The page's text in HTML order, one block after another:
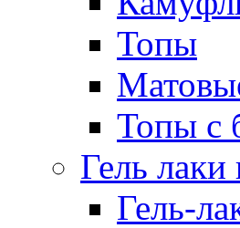
Топы
Топы с
Гель лаки
Гель-